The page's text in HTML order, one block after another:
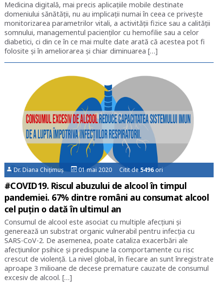
Medicina digitală, mai precis aplicațiile mobile destinate
domeniului sănătății, nu au implicații numai în ceea ce privește
monitorizarea parametrilor vitali, a activității fizice sau a calității
somnului, managementul pacienților cu hemofilie sau a celor
diabetici, ci din ce în ce mai multe date arată că acestea pot fi
folosite și în ameliorarea și chiar diminuarea […]
Dr. Diana Chițimuș 01 mai 2020 Citit de5496ori
#COVID19. Riscul abuzului de alcool în timpul
pandemiei. 67% dintre români au consumat alcool
cel puțin o dată în ultimul an
Consumul de alcool este asociat cu multiple afecțiuni și
generează un substrat organic vulnerabil pentru infecția cu
SARS-CoV-2. De asemenea, poate cataliza exacerbări ale
afecțiunilor psihice și predispune la comportamente cu risc
crescut de violență. La nivel global, în fiecare an sunt înregistrate
aproape 3 milioane de decese premature cauzate de consumul
excesiv de alcool. […]